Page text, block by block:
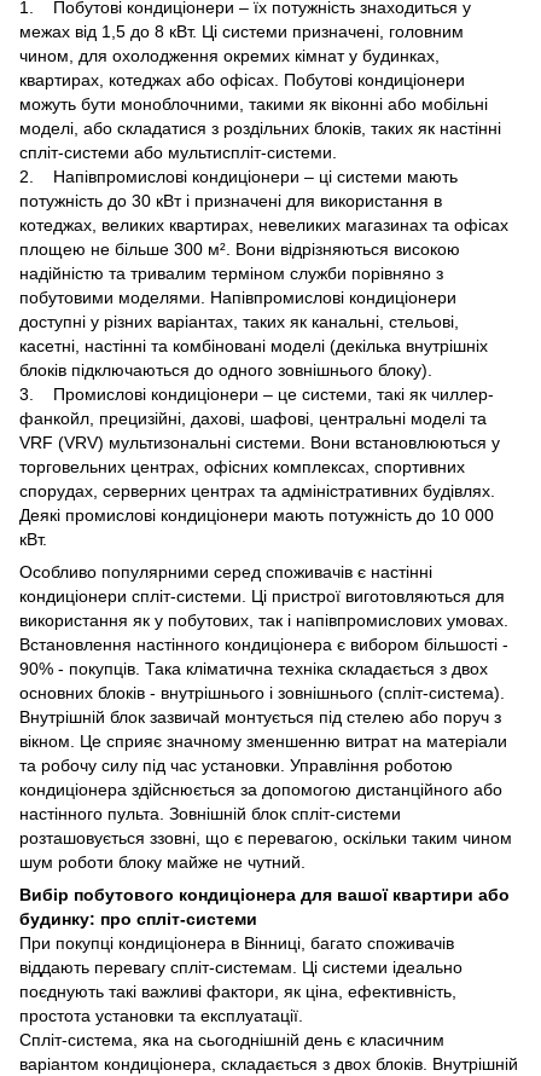
1. Побутові кондиціонери – їх потужність знаходиться у
межах від 1,5 до 8 кВт. Ці системи призначені, головним
чином, для охолодження окремих кімнат у будинках,
квартирах, котеджах або офісах. Побутові кондиціонери
можуть бути моноблочними, такими як віконні або мобільні
моделі, або складатися з роздільних блоків, таких як настінні
спліт-системи або мультиспліт-системи.
2. Напівпромислові кондиціонери – ці системи мають
потужність до 30 кВт і призначені для використання в
котеджах, великих квартирах, невеликих магазинах та офісах
площею не більше 300 м². Вони відрізняються високою
надійністю та тривалим терміном служби порівняно з
побутовими моделями. Напівпромислові кондиціонери
доступні у різних варіантах, таких як канальні, стельові,
касетні, настінні та комбіновані моделі (декілька внутрішніх
блоків підключаються до одного зовнішнього блоку).
3. Промислові кондиціонери – це системи, такі як чиллер-
фанкойл, прецизійні, дахові, шафові, центральні моделі та
VRF (VRV) мультизональні системи. Вони встановлюються у
торговельних центрах, офісних комплексах, спортивних
спорудах, серверних центрах та адміністративних будівлях.
Деякі промислові кондиціонери мають потужність до 10 000
кВт.
Особливо популярними серед споживачів є настінні
кондиціонери спліт-системи. Ці пристрої виготовляються для
використання як у побутових, так і напівпромислових умовах.
Встановлення настінного кондиціонера є вибором більшості -
90% - покупців. Така кліматична техніка складається з двох
основних блоків - внутрішнього і зовнішнього (спліт-система).
Внутрішній блок зазвичай монтується під стелею або поруч з
вікном. Це сприяє значному зменшенню витрат на матеріали
та робочу силу під час установки. Управління роботою
кондиціонера здійснюється за допомогою дистанційного або
настінного пульта. Зовнішній блок спліт-системи
розташовується ззовні, що є перевагою, оскільки таким чином
шум роботи блоку майже не чутний.
Вибір побутового кондиціонера для вашої квартири або
будинку: про спліт-системи
При покупці кондиціонера в Вінниці, багато споживачів
віддають перевагу спліт-системам. Ці системи ідеально
поєднують такі важливі фактори, як ціна, ефективність,
простота установки та експлуатації.
Спліт-система, яка на сьогоднішній день є класичним
варіантом кондиціонера, складається з двох блоків. Внутрішній